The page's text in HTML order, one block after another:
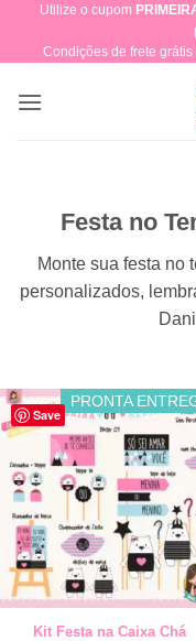
content
Utilize o cupom
Condições de frete
Festa no
Monte sua festa no
personalizados,
Save
PRONTA
Kit Festa na Caixa Chá